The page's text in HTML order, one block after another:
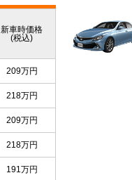
新車時価格
(税込)
209万円
218万円
209万円
218万円
191万円